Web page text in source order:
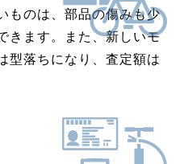
ものは、部品の傷みも少
きます。また、新しいモ
型落ちになり、査定額は